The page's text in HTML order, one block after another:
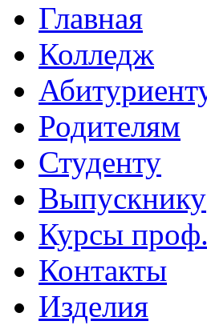
Главная
Колледж
Родителям
Студенту
Выпускнику
Курсы
Контакты
Изделия